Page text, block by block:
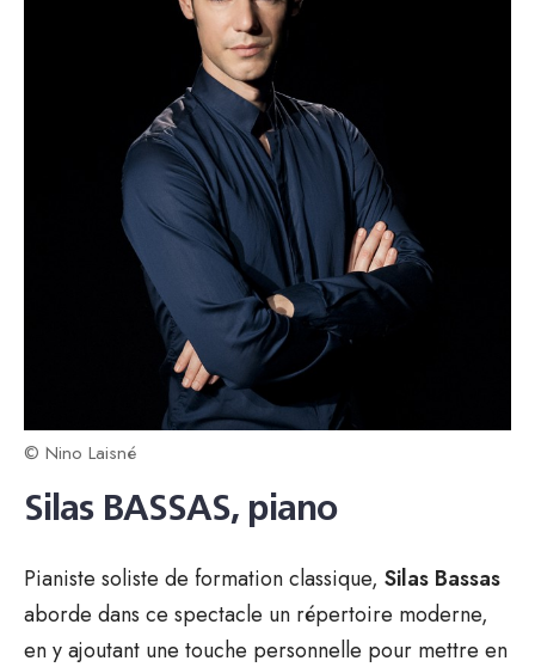
© Nino Laisné
Silas BASSAS, piano
Pianiste soliste de formation classique, Silas Bassas
aborde dans ce spectacle un répertoire moderne,
en y ajoutant une touche personnelle pour mettre en